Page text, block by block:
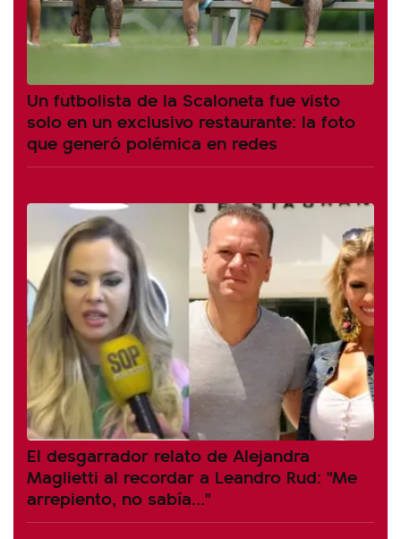
Un futbolista de la Scaloneta fue visto
solo en un exclusivo restaurante: la foto
que generó polémica en redes
El desgarrador relato de Alejandra
Maglietti al recordar a Leandro Rud: "Me
arrepiento, no sabía..."